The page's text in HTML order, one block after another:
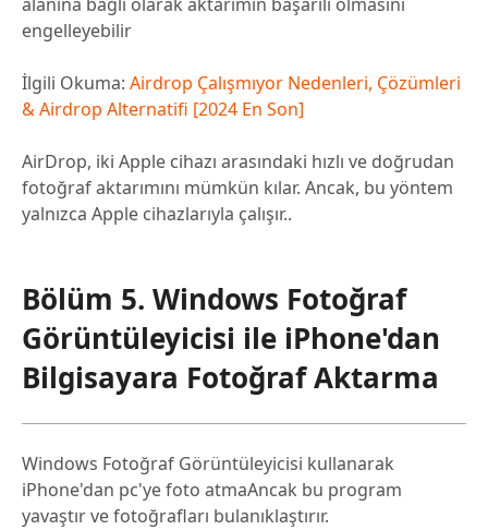
engelleyebilir
İlgili Okuma: Airdrop Çalışmıyor Nedenleri, Çözümleri
& Airdrop Alternatifi [2024 En Son]
AirDrop, iki Apple cihazı arasındaki hızlı ve doğrudan
fotoğraf aktarımını mümkün kılar. Ancak, bu yöntem
yalnızca Apple cihazlarıyla çalışır..
Bölüm 5. Windows Fotoğraf
Görüntüleyicisi ile iPhone'dan
Bilgisayara Fotoğraf Aktarma
Windows Fotoğraf Görüntüleyicisi kullanarak
iPhone'dan pc'ye foto atmaAncak bu program
yavaştır ve fotoğrafları bulanıklaştırır.